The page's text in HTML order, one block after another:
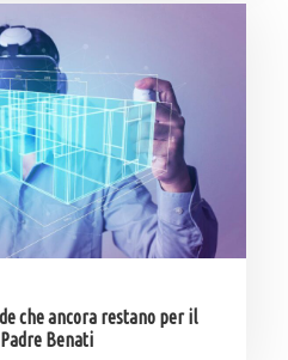
che ancora restano per il
Benati